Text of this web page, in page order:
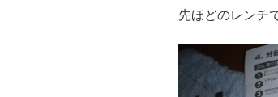
先ほどのレンチ